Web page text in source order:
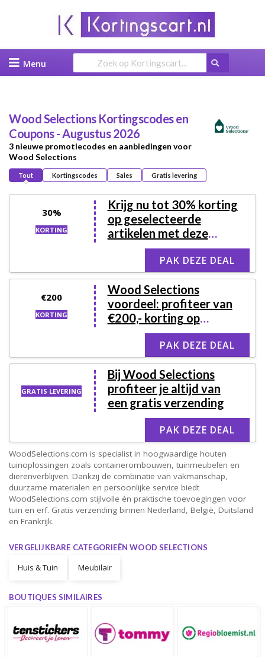
to
content
Wood SelectionsKortingscodes en
Coupons - Augustus 2026
3 nieuwe promotiecodes en aanbiedingen voor
Wood Selections
Tout Kortingscodes Sales Gratis levering
30%
KORTING
Krijg nu tot 30% korting
op geselecteerde
artikelen met deze
Wood Selections coupon
PAK DEZE DEAL
€200
KORTING
Wood Selections
voordeel: profiteer van
€200,- korting op
Containerombouw
PAK DEZE DEAL
GRATIS LEVERING
Bij Wood Selections
profiteer je altijd van
een gratis verzending
PAK DEZE DEAL
WoodSelections.com is specialist in hoogwaardige houten
tuinoplossingen zoals containerombouwen, tuinmeubelen en
dierenverblijven. Dankzij de combinatie van vakmanschap,
duurzame materialen en persoonlijke service biedt
WoodSelections.com stijlvolle én praktische toevoegingen voor
tuin en erf. Gratis verzending binnen Nederland, België, Duitsland
en Frankrijk.
VERGELIJKBARE CATEGORIEËN WOOD SELECTIONS
Huis & Tuin Meubilair
BOUTIQUES SIMILAIRES